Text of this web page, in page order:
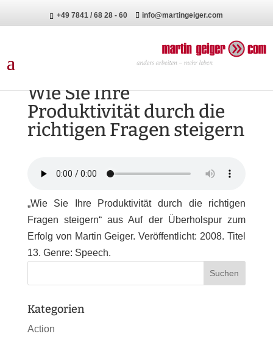
+49 7841 / 68 28 - 60 info@martingeiger.com
Wie Sie Ihre
Produktivität durch die
richtigen Fragen steigern
„Wie Sie Ihre Produktivität durch die richtigen
Fragen steigern“ aus Auf der Überholspur zum
Erfolg von Martin Geiger. Veröffentlicht: 2008. Titel
13. Genre: Speech.
Kategorien
Action